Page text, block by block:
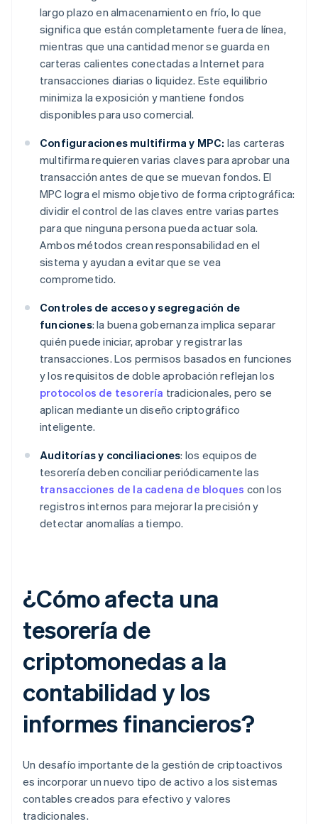
largo plazo en almacenamiento en frío, lo que
significa que están completamente fuera de línea,
mientras que una cantidad menor se guarda en
carteras calientes conectadas a Internet para
transacciones diarias o liquidez. Este equilibrio
minimiza la exposición y mantiene fondos
disponibles para uso comercial.
Configuraciones multifirma y MPC: las carteras
multifirma requieren varias claves para aprobar una
transacción antes de que se muevan fondos. El
MPC logra el mismo objetivo de forma criptográfica:
dividir el control de las claves entre varias partes
para que ninguna persona pueda actuar sola.
Ambos métodos crean responsabilidad en el
sistema y ayudan a evitar que se vea
comprometido.
Controles de acceso y segregación de
funciones: la buena gobernanza implica separar
quién puede iniciar, aprobar y registrar las
transacciones. Los permisos basados en funciones
y los requisitos de doble aprobación reflejan los
protocolos de tesorería tradicionales, pero se
aplican mediante un diseño criptográfico
inteligente.
Auditorías y conciliaciones: los equipos de
tesorería deben conciliar periódicamente las
transacciones de la cadena de bloques con los
registros internos para mejorar la precisión y
detectar anomalías a tiempo.
¿Cómo afecta una
tesorería de
criptomonedas a la
contabilidad y los
informes financieros?
Un desafío importante de la gestión de criptoactivos
es incorporar un nuevo tipo de activo a los sistemas
contables creados para efectivo y valores
tradicionales.